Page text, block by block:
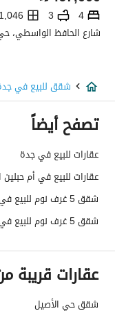
صرف صحي
تفاصيل اضافية
عمر العقار
عرض الشارع
رقم المخطط
رقم صك الملكية
واجهة العقار
الضمانات والمدة
قنوات الاعلان
4
3
1,046 م2
شقق للبيع في
تصفح أيضاً
عقارات للبيع في جدة
عقارات للبيع في أم حبلين
شقق 5 غرف نوم للبيع في جدة
شقق 5 غرف نوم للبيع في أم حبلين الغربية
عقارات قريبة
شقق حي الأصيل